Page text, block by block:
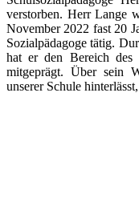
verstorben. Herr Lange
November 2022 fast 20
Sozialpädagoge tätig.
hat er den Bereich des
mitgeprägt. Über sein
unserer Schule